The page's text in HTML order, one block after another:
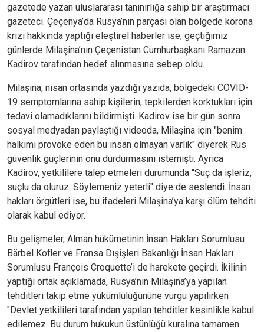
gazetede yazan uluslararası tanınırlığa sahip bir araştırmacı
gazeteci. Çeçenya’da Rusya’nın parçası olan bölgede korona
krizi hakkında yaptığı eleştirel haberler ise, geçtiğimiz
günlerde Milaşina’nın Çeçenistan Cumhurbaşkanı Ramazan
Kadirov tarafından hedef alınmasına sebep oldu.
Milaşina, nisan ortasında yazdığı yazıda, bölgedeki COVID-
19 semptomlarına sahip kişilerin, tepkilerden korktukları için
tedavi olamadıklarını bildirmişti. Kadirov ise bir gün sonra
sosyal medyadan paylaştığı videoda, Milaşina için "benim
halkımı provoke eden bu insan olmayan varlık" diyerek Rus
güvenlik güçlerinin onu durdurmasını istemişti. Ayrıca
Kadirov, yetkililere talep etmeleri durumunda "Suç da işleriz,
suçlu da oluruz. Söylemeniz yeterli" diye de seslendi. İnsan
hakları örgütleri ise, bu ifadeleri Milaşina’ya karşı ölüm tehditi
olarak kabul ediyor.
Bu gelişmeler, Alman hükümetinin İnsan Hakları Sorumlusu
Bärbel Kofler ve Fransa Dışişleri Bakanlığı İnsan Hakları
Sorumlusu François Croquette’i de harekete geçirdi. İkilinin
yaptığı ortak açıklamada, Rusya’nın Milaşina’ya yapılan
tehditleri takip etme yükümlülüğününe vurgu yapılırken
"Devlet yetkilileri tarafından yapılan tehditler kesinlikle kabul
edilemez. Bu durum hukukun üstünlüğü kuralına tamamen